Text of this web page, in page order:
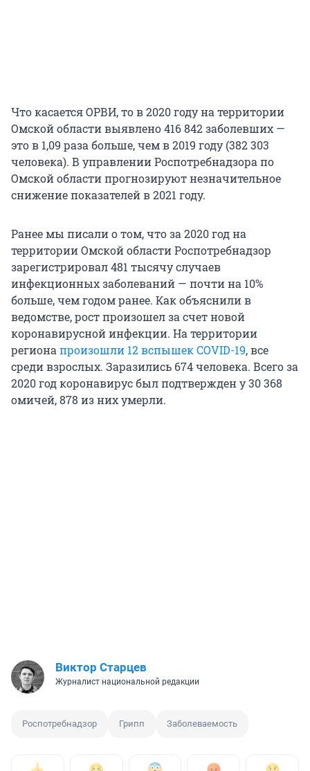
Что касается ОРВИ, то в 2020 году на территории
Омской области выявлено 416 842 заболевших —
это в 1,09 раза больше, чем в 2019 году (382 303
человека). В управлении Роспотребнадзора по
Омской области прогнозируют незначительное
снижение показателей в 2021 году.
Ранее мы писали о том, что за 2020 год на
территории Омской области Роспотребнадзор
зарегистрировал 481 тысячу случаев
инфекционных заболеваний — почти на 10%
больше, чем годом ранее. Как объяснили в
ведомстве, рост произошел за счет новой
коронавирусной инфекции. На территории
регионапроизошли 12 вспышек COVID-19, все
среди взрослых. Заразились 674 человека. Всего за
2020 год коронавирус был подтвержден у 30 368
омичей, 878 из них умерли.
Виктор Старцев
Журналист национальной редакции
Роспотребнадзор Грипп Заболеваемость